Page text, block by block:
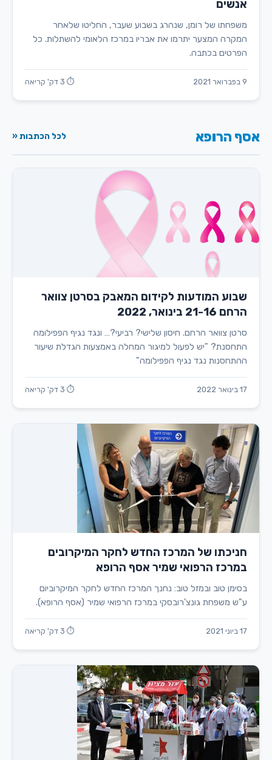
אנשים
משפחתו של רומן, שנהרג בשבוע שעבר, החליטו שלאחר
המקרה המצער יתרמו את אבריו במרכז הלאומי להשתלות. כל
הפרטים בכתבה.
9 בפברואר 2021 ⏱ 3 דק' קריאה
אסף הרופא לכל הכתבות «
שבוע המודעות לקידום המאבק בסרטן צוואר
הרחם 21-16 בינואר, 2022
סרטן צוואר הרחם. חיסון שלישי? רביעי?… ונגד נגיף הפפילומה
התחסנת? "יש לפעול למיגור המחלה באמצעות הגדלת שיעור
ההתחסנות נגד נגיף הפפילומה"
17 בינואר 2022 ⏱ 3 דק' קריאה
חניכתו של המרכז החדש לחקר המיקרובים
במרכז הרפואי שמיר אסף הרופא
בסימן טוב ובמזל טוב: נחנך המרכז החדש לחקר המיקרוביום
ע"ש משפחת גונצ'רובסקי במרכז הרפואי שמיר (אסף הרופא).
17 ביוני 2021 ⏱ 3 דק' קריאה